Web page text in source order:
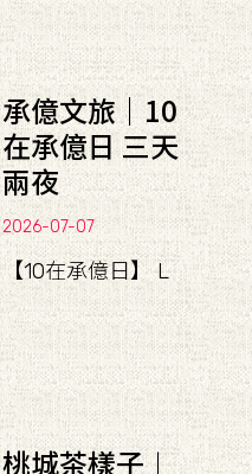
承億文旅｜10
在承億日 三天
兩夜
2026-07-07
【10在承億日】 L
桃城茶樣子︱